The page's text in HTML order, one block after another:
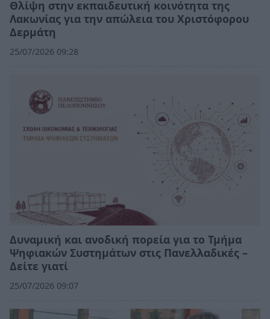
Θλίψη στην εκπαιδευτική κοινότητα της
Λακωνίας για την απώλεια του Χριστόφορου
Δερμάτη
25/07/2026 09:28
Δυναμική και ανοδική πορεία για το Τμήμα
Ψηφιακών Συστημάτων στις Πανελλαδικές –
Δείτε γιατί
25/07/2026 09:07